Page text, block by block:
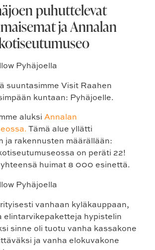
puhuttelevat
ja Annalan
suuntasimme Visit Raahen
kuntaan: Pyhäjoelle.
aluksi Annalan
Tämä alue yllätti
ja rakennusten määrällään:
on peräti 22!
huimat 8 000 esinettä.
vanhaan kyläkauppaan,
elintarvikepaketteja hypistelin
sinne oli tuotu vanha kassakone
ja vanha elokuvakone